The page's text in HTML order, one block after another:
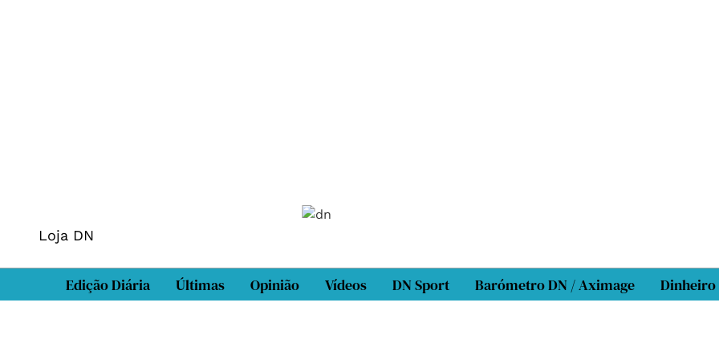
Loja DN
Edição Diária Últimas Opinião Vídeos DN Sport Barómetro DN / Aximage Dinheiro